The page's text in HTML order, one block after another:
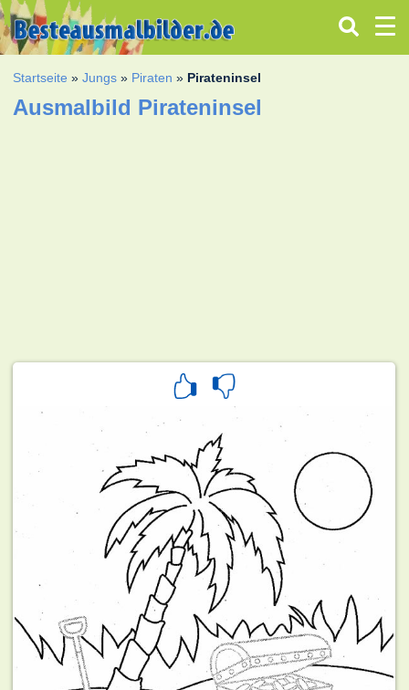
Startseite »Jungs » Piraten » Pirateninsel
Ausmalbild Pirateninsel